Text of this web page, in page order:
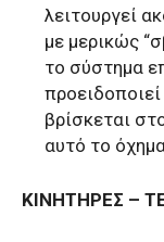
λειτουργεί
με μερικώς
το σύστημα
βρίσκεται
αυτό το
ΚΙΝΗΤΗΡΕΣ –